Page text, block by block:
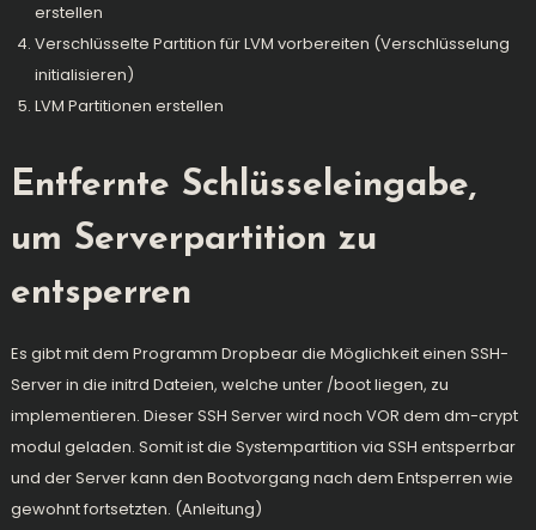
erstellen
Verschlüsselte Partition für LVM vorbereiten (Verschlüsselung
initialisieren)
LVM Partitionen erstellen
Entfernte Schlüsseleingabe,
um Serverpartition zu
entsperren
Es gibt mit dem Programm Dropbear die Möglichkeit einen SSH-
Server in die initrd Dateien, welche unter /boot liegen, zu
implementieren. Dieser SSH Server wird noch VOR dem dm-crypt
modul geladen. Somit ist die Systempartition via SSH entsperrbar
und der Server kann den Bootvorgang nach dem Entsperren wie
gewohnt fortsetzten. (Anleitung)